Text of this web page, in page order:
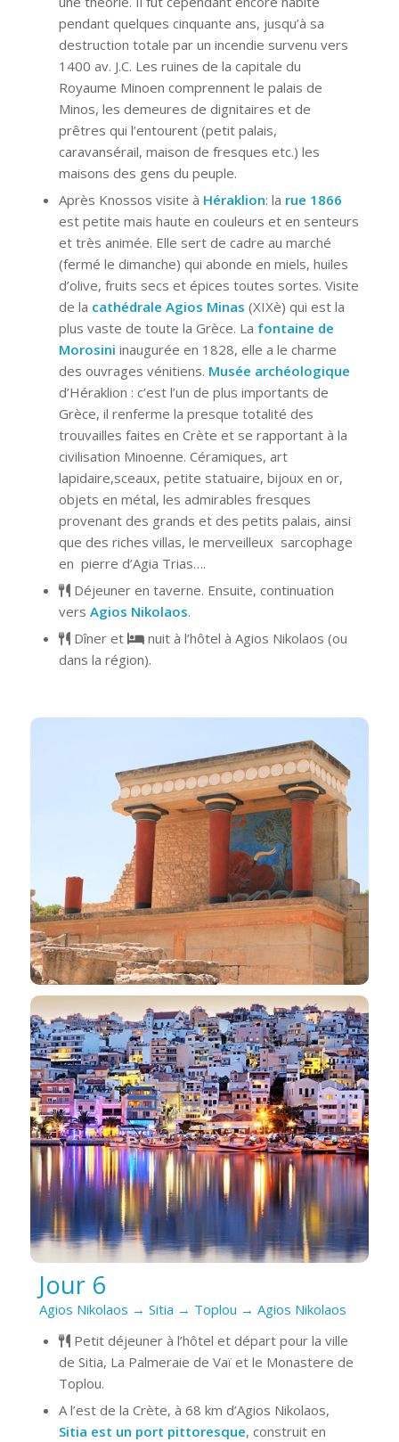
pendant quelques cinquante ans, jusqu’à sa
destruction totale par un incendie survenu vers
1400 av. J.C. Les ruines de la capitale du
Royaume Minoen comprennent le palais de
Minos, les demeures de dignitaires et de
prêtres qui l’entourent (petit palais,
caravansérail, maison de fresques etc.) les
maisons des gens du peuple.
Après Knossos visite à Héraklion: la rue 1866
est petite mais haute en couleurs et en senteurs
et très animée. Elle sert de cadre au marché
(fermé le dimanche) qui abonde en miels, huiles
d’olive, fruits secs et épices toutes sortes. Visite
de la cathédrale Agios Minas (XIXè) qui est la
plus vaste de toute la Grèce. La fontaine de
Morosini inaugurée en 1828, elle a le charme
des ouvrages vénitiens. Musée archéologique
d’Héraklion : c’est l’un de plus importants de
Grèce, il renferme la presque totalité des
trouvailles faites en Crète et se rapportant à la
civilisation Minoenne. Céramiques, art
lapidaire,sceaux, petite statuaire, bijoux en or,
objets en métal, les admirables fresques
provenant des grands et des petits palais, ainsi
que des riches villas, le merveilleux sarcophage
en pierre d’Agia Trias….
Déjeuner en taverne. Ensuite, continuation
vers Agios Nikolaos.
Dîner et
nuit à l’hôtel à Agios Nikolaos (ou
dans la région).
Jour 6
Agios Nikolaos → Sitia → Toplou → Agios Nikolaos
Petit déjeuner à l’hôtel et départ pour la ville
de Sitia, La Palmeraie de Vaï et le Monastere de
Toplou.
A l’est de la Crète, à 68 km d’Agios Nikolaos,
Sitia est un port pittoresque, construit en